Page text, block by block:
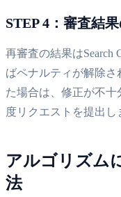
STEP 4：審査結
再審査の結果はSearch
ばペナルティが解除
た場合は、修正が不
度リクエストを提出し
アルゴリズム
法